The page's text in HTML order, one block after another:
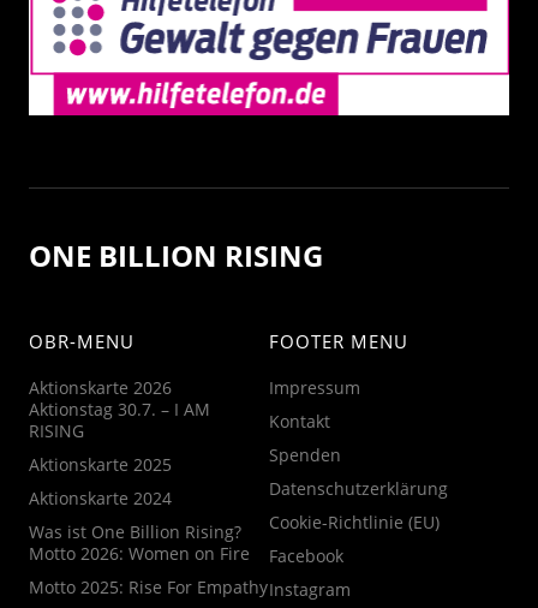
ONE BILLION RISING
OBR-MENU
Aktionskarte 2026
Aktionstag 30.7. – I AM
RISING
Aktionskarte 2025
Aktionskarte 2024
Was ist One Billion Rising?
Motto 2026: Women on Fire
Motto 2025: Rise For Empathy
FOOTER MENU
Impressum
Kontakt
Spenden
Datenschutzerklärung
Cookie-Richtlinie (EU)
Facebook
Instagram